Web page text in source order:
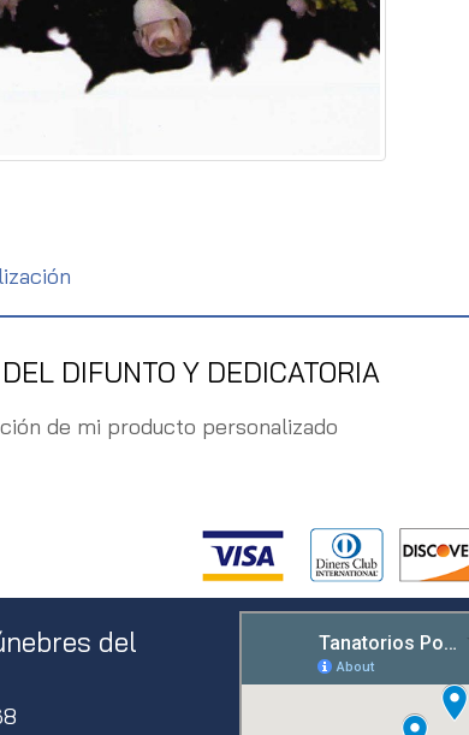
DIFUNTO Y DEDICATORIA
de mi producto personalizado
del